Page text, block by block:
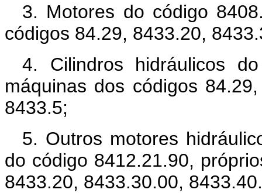
3. Motores do código
códigos 84.29, 8433.20,
4. Cilindros hidráulicos
máquinas dos códigos
8433.5;
5. Outros motores
do código 8412.21.90,
8433.20, 8433.30.00,